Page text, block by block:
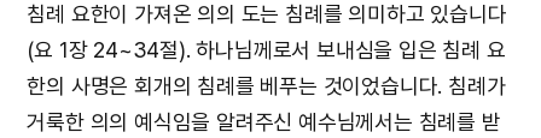
침례 요한이 가져온 의의 도는 침례를 의미하고 있습니다
(요 1장 24~34절). 하나님께로서 보내심을 입은 침례 요
한의 사명은 회개의 침례를 베푸는 것이었습니다. 침례가
거룩한 의의 예식임을 알려주신 예수님께서는 침례를 받